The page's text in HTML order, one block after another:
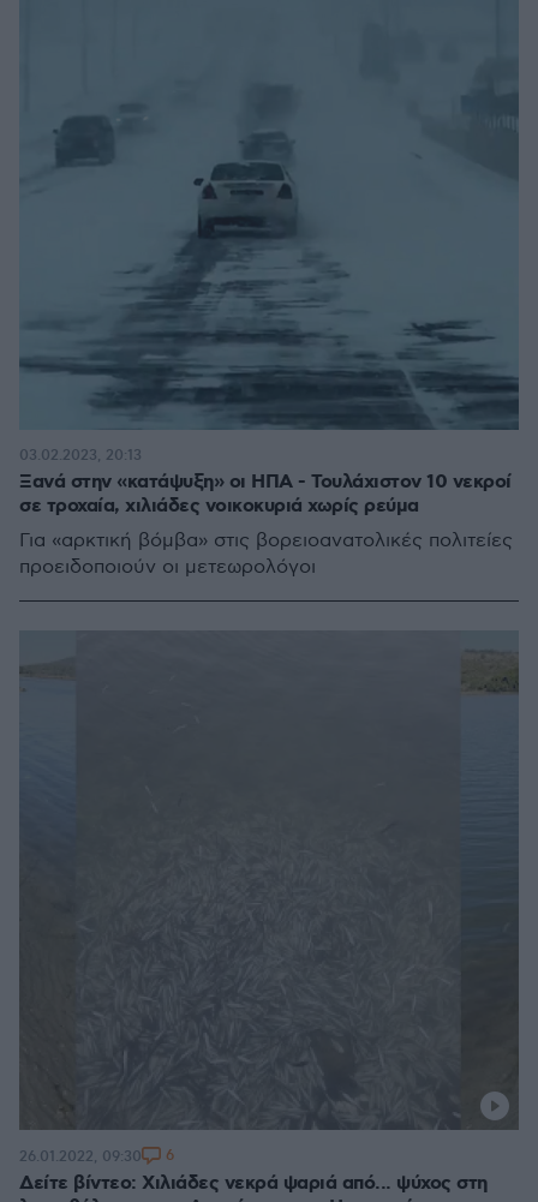
Ξανά στην «κατάψυξη» οι ΗΠΑ - Τουλάχιστον 10 νεκροί
σε τροχαία, χιλιάδες νοικοκυριά χωρίς ρεύμα
Για «αρκτική βόμβα» στις βορειοανατολικές πολιτείες
προειδοποιούν οι μετεωρολόγοι
03.02.2023, 20:13
Δείτε βίντεο: Χιλιάδες νεκρά ψαριά από... ψύχος στη
26.01.2022, 09:30 6